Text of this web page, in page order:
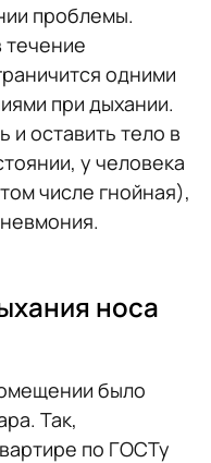
проблемы.
течение
одними
при дыхании.
и оставить тело в
у человека
числе гнойная),
носа
было
Так,
по ГОСТу